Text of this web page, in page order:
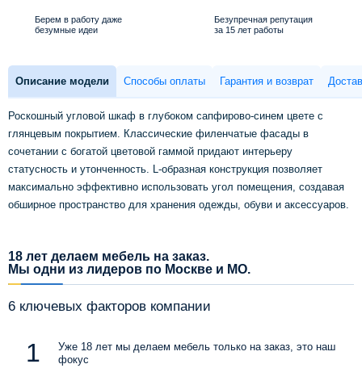
Берем в работу даже
безумные идеи
Безупречная репутация
за 15 лет работы
Описание модели Способы оплаты Гарантия и возврат
Роскошный угловой шкаф в глубоком сапфирово-синем цвете с
глянцевым покрытием. Классические филенчатые фасады в
сочетании с богатой цветовой гаммой придают интерьеру
статусность и утонченность. L-образная конструкция позволяет
максимально эффективно использовать угол помещения, создавая
обширное пространство для хранения одежды, обуви и аксессуаров.
18 лет делаем мебель на заказ.
Мы одни из лидеров по Москве и МО.
6 ключевых факторов компании
Уже 18 лет мы делаем мебель только на заказ, это наш
фокус